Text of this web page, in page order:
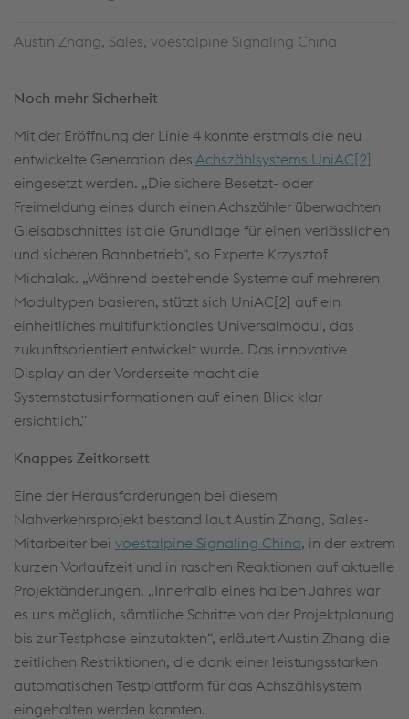
Austin Zhang, Sales, voestalpine Signaling China
Noch mehr Sicherheit
Mit der Eröffnung der Linie 4 konnte erstmals die neu
entwickelte Generation des Achszählsystems UniAC[2]
eingesetzt werden. „Die sichere Besetzt- oder
Freimeldung eines durch einen Achszähler überwachten
Gleisabschnittes ist die Grundlage für einen verlässlichen
und sicheren Bahnbetrieb“, so Experte Krzysztof
Michalak. „Während bestehende Systeme auf mehreren
Modultypen basieren, stützt sich UniAC[2] auf ein
einheitliches multifunktionales Universalmodul, das
zukunftsorientiert entwickelt wurde. Das innovative
Display an der Vorderseite macht die
Systemstatusinformationen auf einen Blick klar
ersichtlich."
Knappes Zeitkorsett
Eine der Herausforderungen bei diesem
Nahverkehrsprojekt bestand laut Austin Zhang, Sales-
Mitarbeiter bei voestalpine Signaling China, in der extrem
kurzen Vorlaufzeit und in raschen Reaktionen auf aktuelle
Projektänderungen. „Innerhalb eines halben Jahres war
es uns möglich, sämtliche Schritte von der Projektplanung
bis zur Testphase einzutakten“, erläutert Austin Zhang die
zeitlichen Restriktionen, die dank einer leistungsstarken
automatischen Testplattform für das Achszählsystem
eingehalten werden konnten.